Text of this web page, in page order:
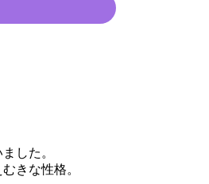
した。
きな性格。